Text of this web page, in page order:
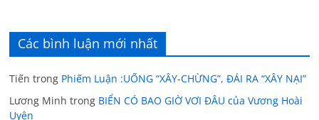
Các bình luận mới nhất
Tiến trong Phiếm Luận :UỐNG “XÂY-CHỪNG”, ĐÁI RA “XÂY NẠI”
Lương Minh trong BIỂN CÓ BAO GIỜ VƠI ĐÂU của Vương Hoài
Uyên